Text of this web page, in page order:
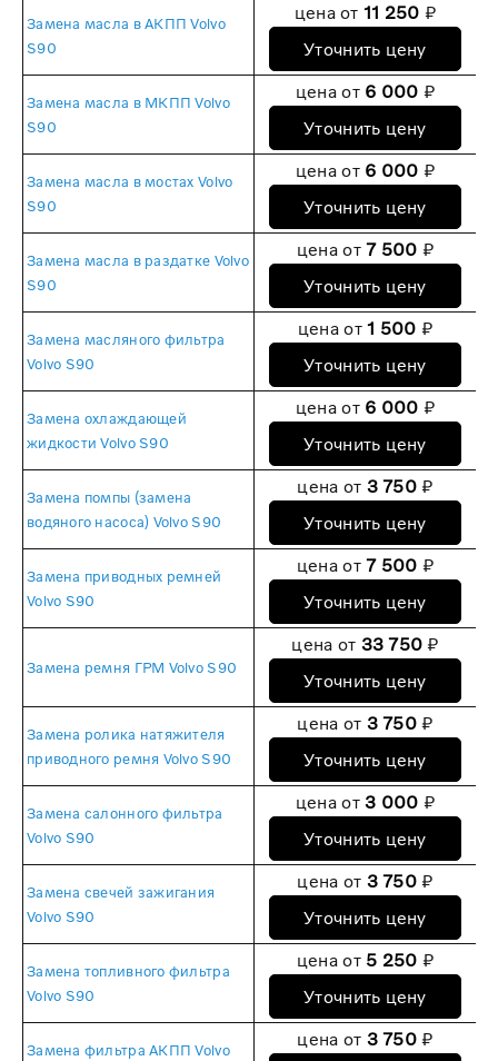
Замена масла в АКПП Volvo
S90
цена от 11 250 ₽
Уточнить цену
Замена масла в МКПП Volvo
S90
цена от 6 000 ₽
Уточнить цену
Замена масла в мостах Volvo
S90
цена от 6 000 ₽
Уточнить цену
Замена масла в раздатке Volvo
S90
цена от7 500 ₽
Уточнить цену
Замена масляного фильтра
Volvo S90
цена от1 500 ₽
Уточнить цену
Замена охлаждающей
жидкости Volvo S90
цена от 6 000 ₽
Уточнить цену
Замена помпы (замена
водяного насоса) Volvo S90
цена от 3 750 ₽
Уточнить цену
Замена приводных ремней
Volvo S90
цена от7 500 ₽
Уточнить цену
Замена ремня ГРМ Volvo S90
цена от 33 750 ₽
Уточнить цену
Замена ролика натяжителя
приводного ремня Volvo S90
цена от 3 750 ₽
Уточнить цену
Замена салонного фильтра
Volvo S90
цена от3 000 ₽
Уточнить цену
Замена свечей зажигания
Volvo S90
цена от 3 750 ₽
Уточнить цену
Замена топливного фильтра
Volvo S90
цена от 5 250 ₽
Уточнить цену
Замена фильтра АКПП Volvo
цена от 3 750 ₽